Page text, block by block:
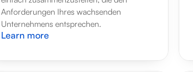
Anforderungen Ihres wachsenden
Unternehmens entsprechen.
Learn more